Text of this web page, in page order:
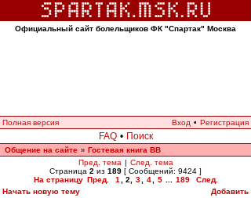
Официальный сайт болельщиков ФК "Спартак" Москва
Полная версия Вход • Регистрация
FAQ • Поиск
Общение на сайте » Гостевая книга ВВ
Пред. тема | След. тема
Страница 2 из 189 [ Сообщений: 9424 ]
На страницу Пред. 1 2 3 4 5 189
След.
Начать новую тему
Добавить